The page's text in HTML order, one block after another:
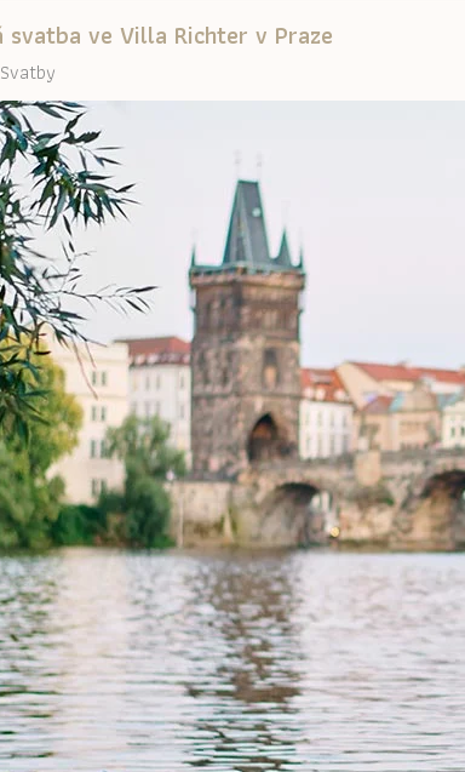
svatba ve Villa Richter v Praze
Svatby